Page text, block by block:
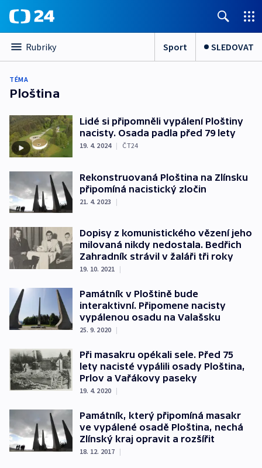
Rubriky Sport SLEDOVAT
TÉMA
Ploština
Lidé si připomněli vypálení Ploštiny
nacisty. Osada padla před 79 lety
19. 4. 2024 | ČT24
Rekonstruovaná Ploština na Zlínsku
připomíná nacistický zločin
21. 4. 2023 |
Dopisy z komunistického vězení jeho
milovaná nikdy nedostala. Bedřich
Zahradník strávil v žaláři tři roky
19. 10. 2021 |
Památník v Ploštině bude
interaktivní. Připomene nacisty
vypálenou osadu na Valašsku
25. 9. 2020 |
Při masakru opékali sele. Před 75
lety nacisté vypálili osady Ploština,
Prlov a Vařákovy paseky
19. 4. 2020 |
Památník, který připomíná masakr
ve vypálené osadě Ploština, nechá
Zlínský kraj opravit a rozšířit
18. 12. 2017 |